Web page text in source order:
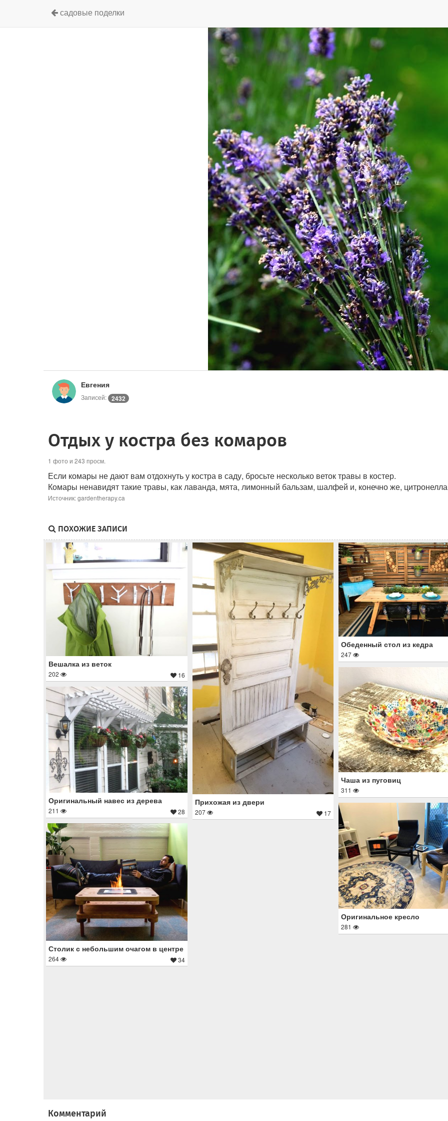
садовые поделки
Евгения
Записей: 2432
Отдых у костра без комаров
1 фото и 243 просм.
Если комары не дают вам отдохнуть у костра в саду, бросьте несколько веток травы в костер.
Комары ненавидят такие травы, как лаванда, мята, лимонный бальзам, шалфей и, конечно же,
Источник: gardentherapy.ca
ПОХОЖИЕ ЗАПИСИ
Вешалка из веток
202 16
Прихожая из двери
207 17
Обеденный стол из кедра
247
Чаша из пуговиц
311
Оригинальный навес из дерева
211 28
Оригинальное кресло
281
Столик с небольшим очагом в центре
264 34
Комментарий